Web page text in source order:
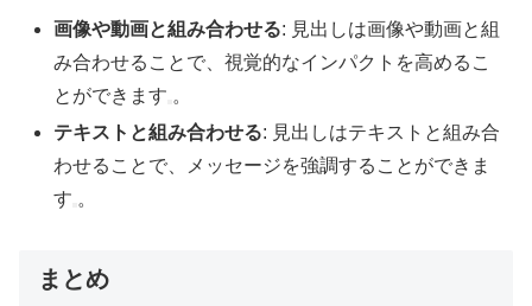
画像や動画と組み合わせる: 見出しは画像や動画と組
み合わせることで、視覚的なインパクトを高めるこ
とができます 。
テキストと組み合わせる: 見出しはテキストと組み合
わせることで、メッセージを強調することができま
す 。
まとめ